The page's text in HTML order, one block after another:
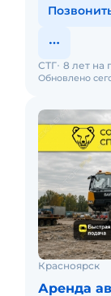
Обновлено
СТГ 8 лет на
Красноярск
Аренда